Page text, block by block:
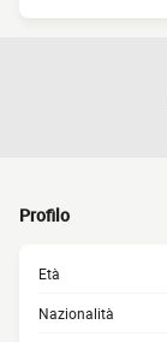
Profilo
Età
Nazionalità